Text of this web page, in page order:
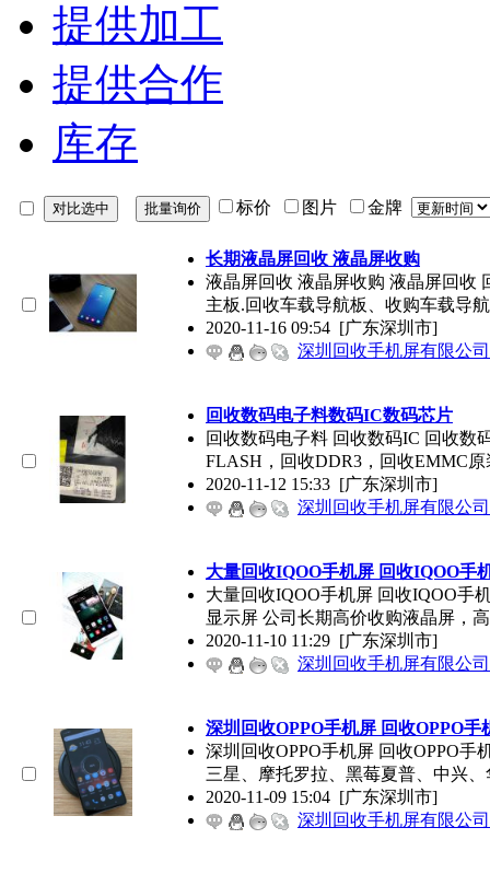
提供加工
提供合作
库存
标价 图片 金牌
长期液晶屏回收 液晶屏收购
液晶屏回收 液晶屏收购 液晶屏回收
主板.回收车载导航板、收购车载导
2020-11-16 09:54 [广东深圳市]
深圳回收手机屏有限公司
回收数码电子料数码IC数码芯片
回收数码电子料 回收数码IC 回收数
FLASH，回收DDR3，回收EMMC原
2020-11-12 15:33 [广东深圳市]
深圳回收手机屏有限公司
大量回收IQOO手机屏 回收IQOO手
大量回收IQOO手机屏 回收IQOO手
显示屏 公司长期高价收购液晶屏，
2020-11-10 11:29 [广东深圳市]
深圳回收手机屏有限公司
深圳回收OPPO手机屏 回收OPPO手
深圳回收OPPO手机屏 回收OPPO
三星、摩托罗拉、黑莓夏普、中兴、
2020-11-09 15:04 [广东深圳市]
深圳回收手机屏有限公司